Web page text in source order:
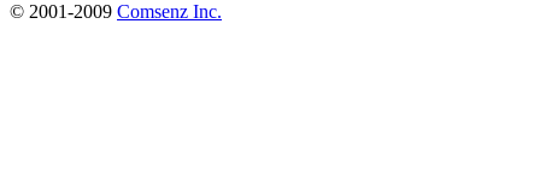
© 2001-2009 Comsenz Inc.